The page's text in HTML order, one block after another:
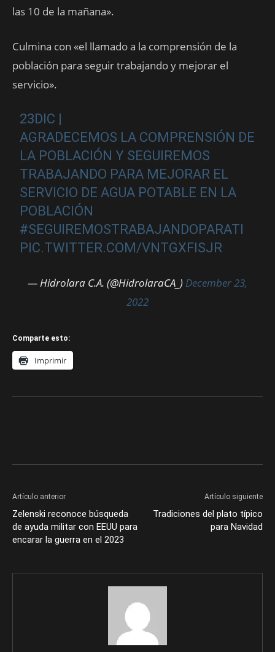
las 10 de la mañana».
Culmina con «el llamado a la comprensión de la
población para seguir trabajando y mejorar el
servicio».
23DIC |
AGRADECEMOS LA COMPRENSIÓN DE
LA POBLACIÓN Y SEGUIREMOS
TRABAJANDO PARA MEJORAR EL
SERVICIO DE AGUA POTABLE EN LA
POBLACIÓN
#SEGUIREMOSTRABAJANDOPARATI
PIC.TWITTER.COM/VNTGXFISJR
— Hidrolara C.A. (@HidrolaraCA_) December 23,
2022
Comparte esto:
Imprimir
Artículo anterior
Zelenski reconoce búsqueda
de ayuda militar con EEUU para
encarar la guerra en el 2023
Artículo siguiente
Tradiciones del plato típico
para Navidad